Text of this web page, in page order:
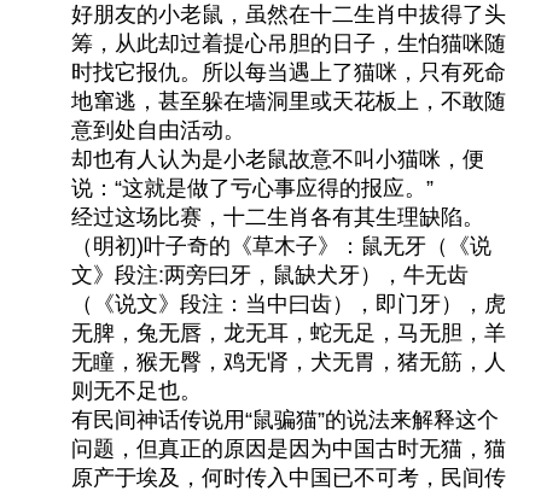
好朋友的小老鼠，虽然在十二生肖中拔得了头
筹，从此却过着提心吊胆的日子，生怕猫咪随
时找它报仇。所以每当遇上了猫咪，只有死命
地窜逃，甚至躲在墙洞里或天花板上，不敢随
意到处自由活动。
却也有人认为是小老鼠故意不叫小猫咪，便
说：“这就是做了亏心事应得的报应。”
经过这场比赛，十二生肖各有其生理缺陷。
（明初)叶子奇的《草木子》：鼠无牙（《说
文》段注:两旁曰牙，鼠缺犬牙），牛无齿
（《说文》段注：当中曰齿），即门牙），虎
无脾，兔无唇，龙无耳，蛇无足，马无胆，羊
无瞳，猴无臀，鸡无肾，犬无胃，猪无筋，人
则无不足也。
有民间神话传说用“鼠骗猫”的说法来解释这个
问题，但真正的原因是因为中国古时无猫，猫
原产于埃及，何时传入中国已不可考，民间传